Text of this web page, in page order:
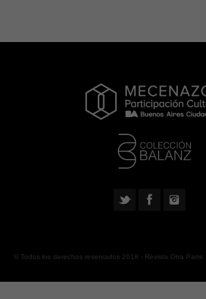
© Todos los derechos reservados 2018 - Revista Otra Parte